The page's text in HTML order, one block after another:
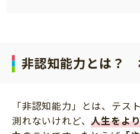
非認知能力とは？
「非認知能力」とは、テス
測れないけれど、人生をよ